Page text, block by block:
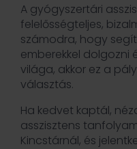
A gyógyszertári
felelősségteljes,
számodra, hogy
emberekkel dolgozni
világa, akkor ez a
választás.
Ha kedvet kaptál,
asszisztens
Kincstárnál, és